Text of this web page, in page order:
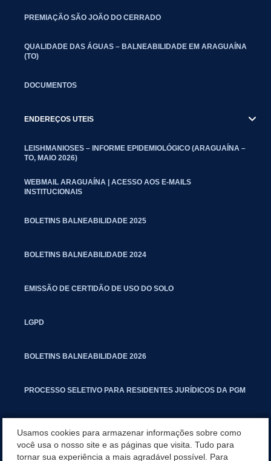
PREMIAÇÃO SÃO JOÃO DO CERRADO
QUALIDADE DAS ÁGUAS – BALNEABILIDADE EM ARAGUAÍNA
(TO)
DOCUMENTOS
ENDEREÇOS UTEIS
LEISHMANIOSES – INFORME EPIDEMIOLÓGICO (ARAGUAÍNA –
TO, MAIO 2026)
WEBMAIL ARAGUAÍNA | ACESSO AOS E-MAILS
INSTITUCIONAIS
BOLETINS BALNEABILIDADE 2025
BOLETINS BALNEABILIDADE 2024
EMISSÃO DE CERTIDÃO DE USO DO SOLO
LGPD
BOLETINS BALNEABILIDADE 2026
PROCESSO SELETIVO PARA RESIDENTES JURÍDICOS DA PGM
MANUAL DE PROCEDIMENTOS IMOBILIÁRIOS SEINFRA
Usamos cookies para armazenar informações sobre como
você usa o nosso site e as páginas que visita. Tudo para
tornar sua experiência a mais agradável possível. Para